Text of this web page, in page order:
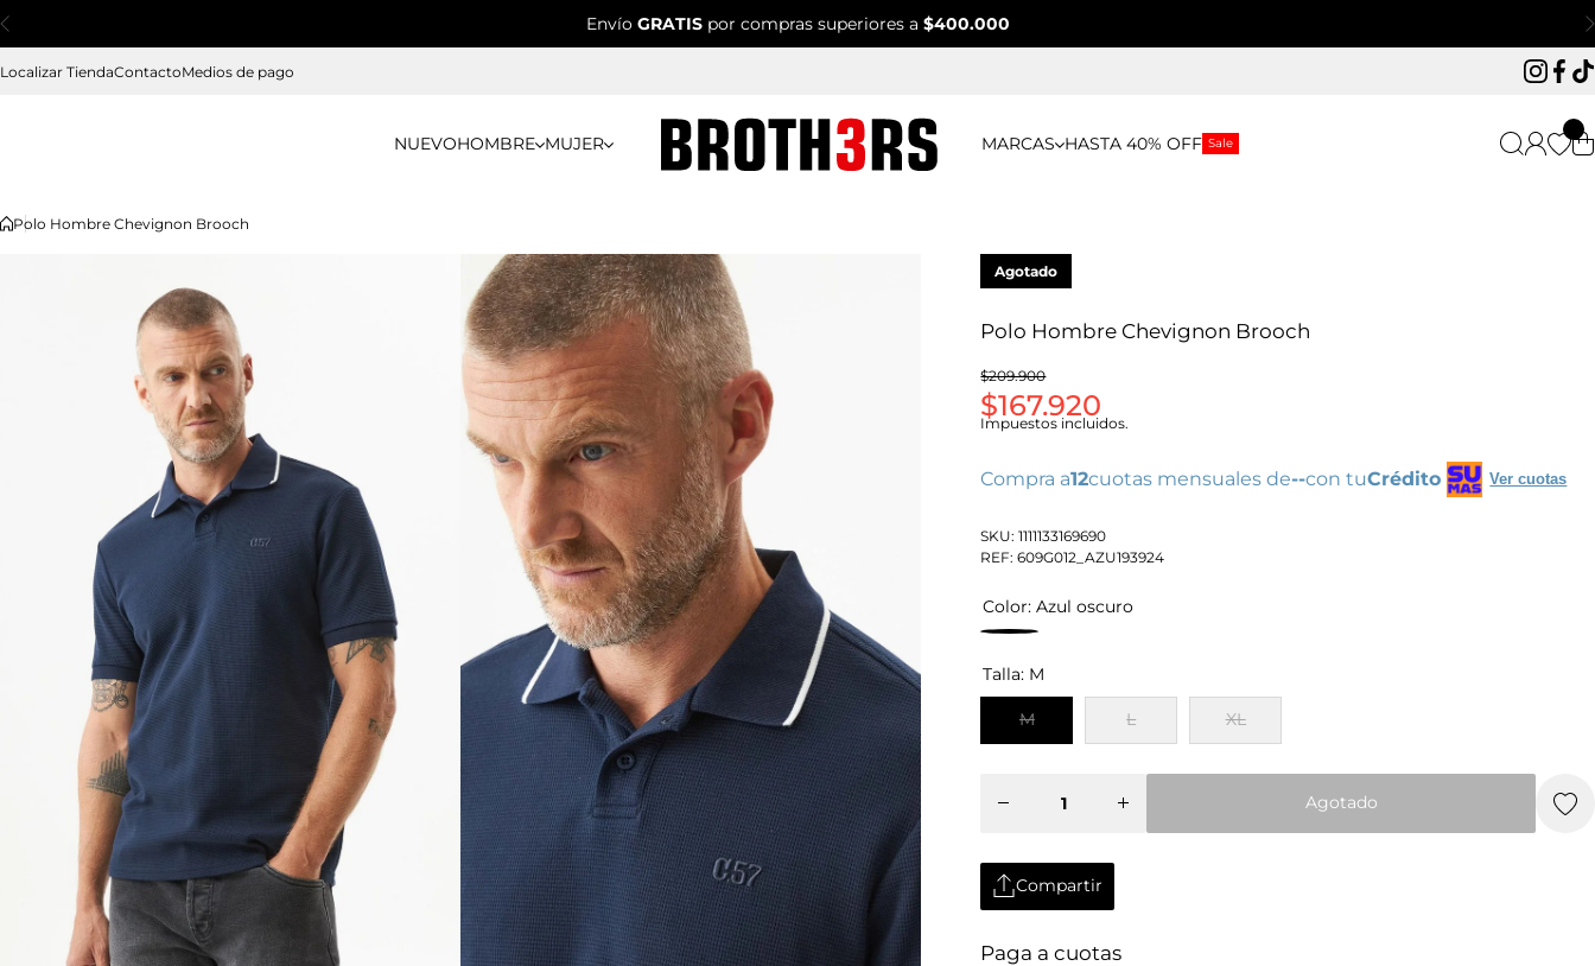
Saltar al contenido
Envío GRATISpor compras superiores a $400.000
Localizar TiendaContactoMedios de pago
NUEVOHOMBRE MUJER MARCAS HASTA 40% OFF Sale
Polo Hombre Chevignon Brooch
Agotado
Polo Hombre Chevignon Brooch
$209.900
$167.920
Impuestos incluidos.
Compra a12cuotas mensuales de--con tuCrédito Ver cuotas
SKU: 1111133169690
REF: 609G012_AZU193924
Color:Azul oscuro
Talla: M
M L XL
cantidad
Chevignon
Agotado
Compartir
Paga a cuotas